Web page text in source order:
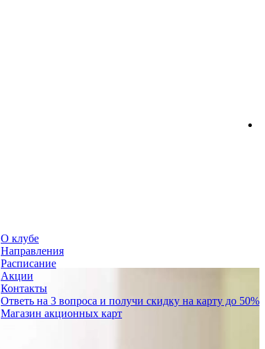
О клубе
Направления
Расписание
Акции
Контакты
Ответь на 3 вопроса и получи скидку на карту до 50%
Магазин акционных карт